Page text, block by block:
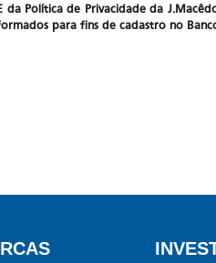
Política de Privacidade da
para fins de cadastro no